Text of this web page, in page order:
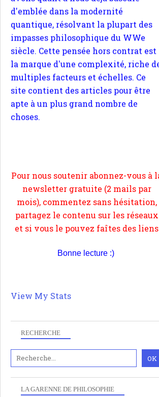
RECHERCHE
LA GARENNE DE PHILOSOPHIE
la marque d'une complexité, riche de
multiples facteurs et échelles. Ce
site contient des articles pour être
apte à un plus grand nombre de
choses.
et si vous le pouvez faîtes des liens
depuis votre site.
Bonne lecture :)
View My Stats